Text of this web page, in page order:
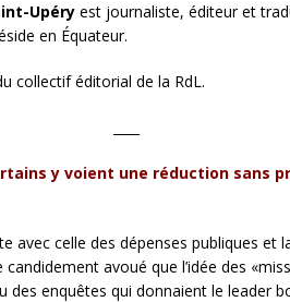
Upéry est journaliste, éditeur et
en Équateur.
collectif éditorial de la RdL.
y voient une réduction sans
avec celle des dépenses publiques
avoué que l’idée des
des enquêtes qui donnaient le leader